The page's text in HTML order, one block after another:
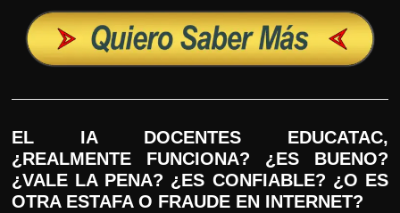
EL IA DOCENTES EDUCATAC,
¿REALMENTE FUNCIONA? ¿ES BUENO?
¿VALE LA PENA? ¿ES CONFIABLE? ¿O ES
OTRA ESTAFA O FRAUDE EN INTERNET?